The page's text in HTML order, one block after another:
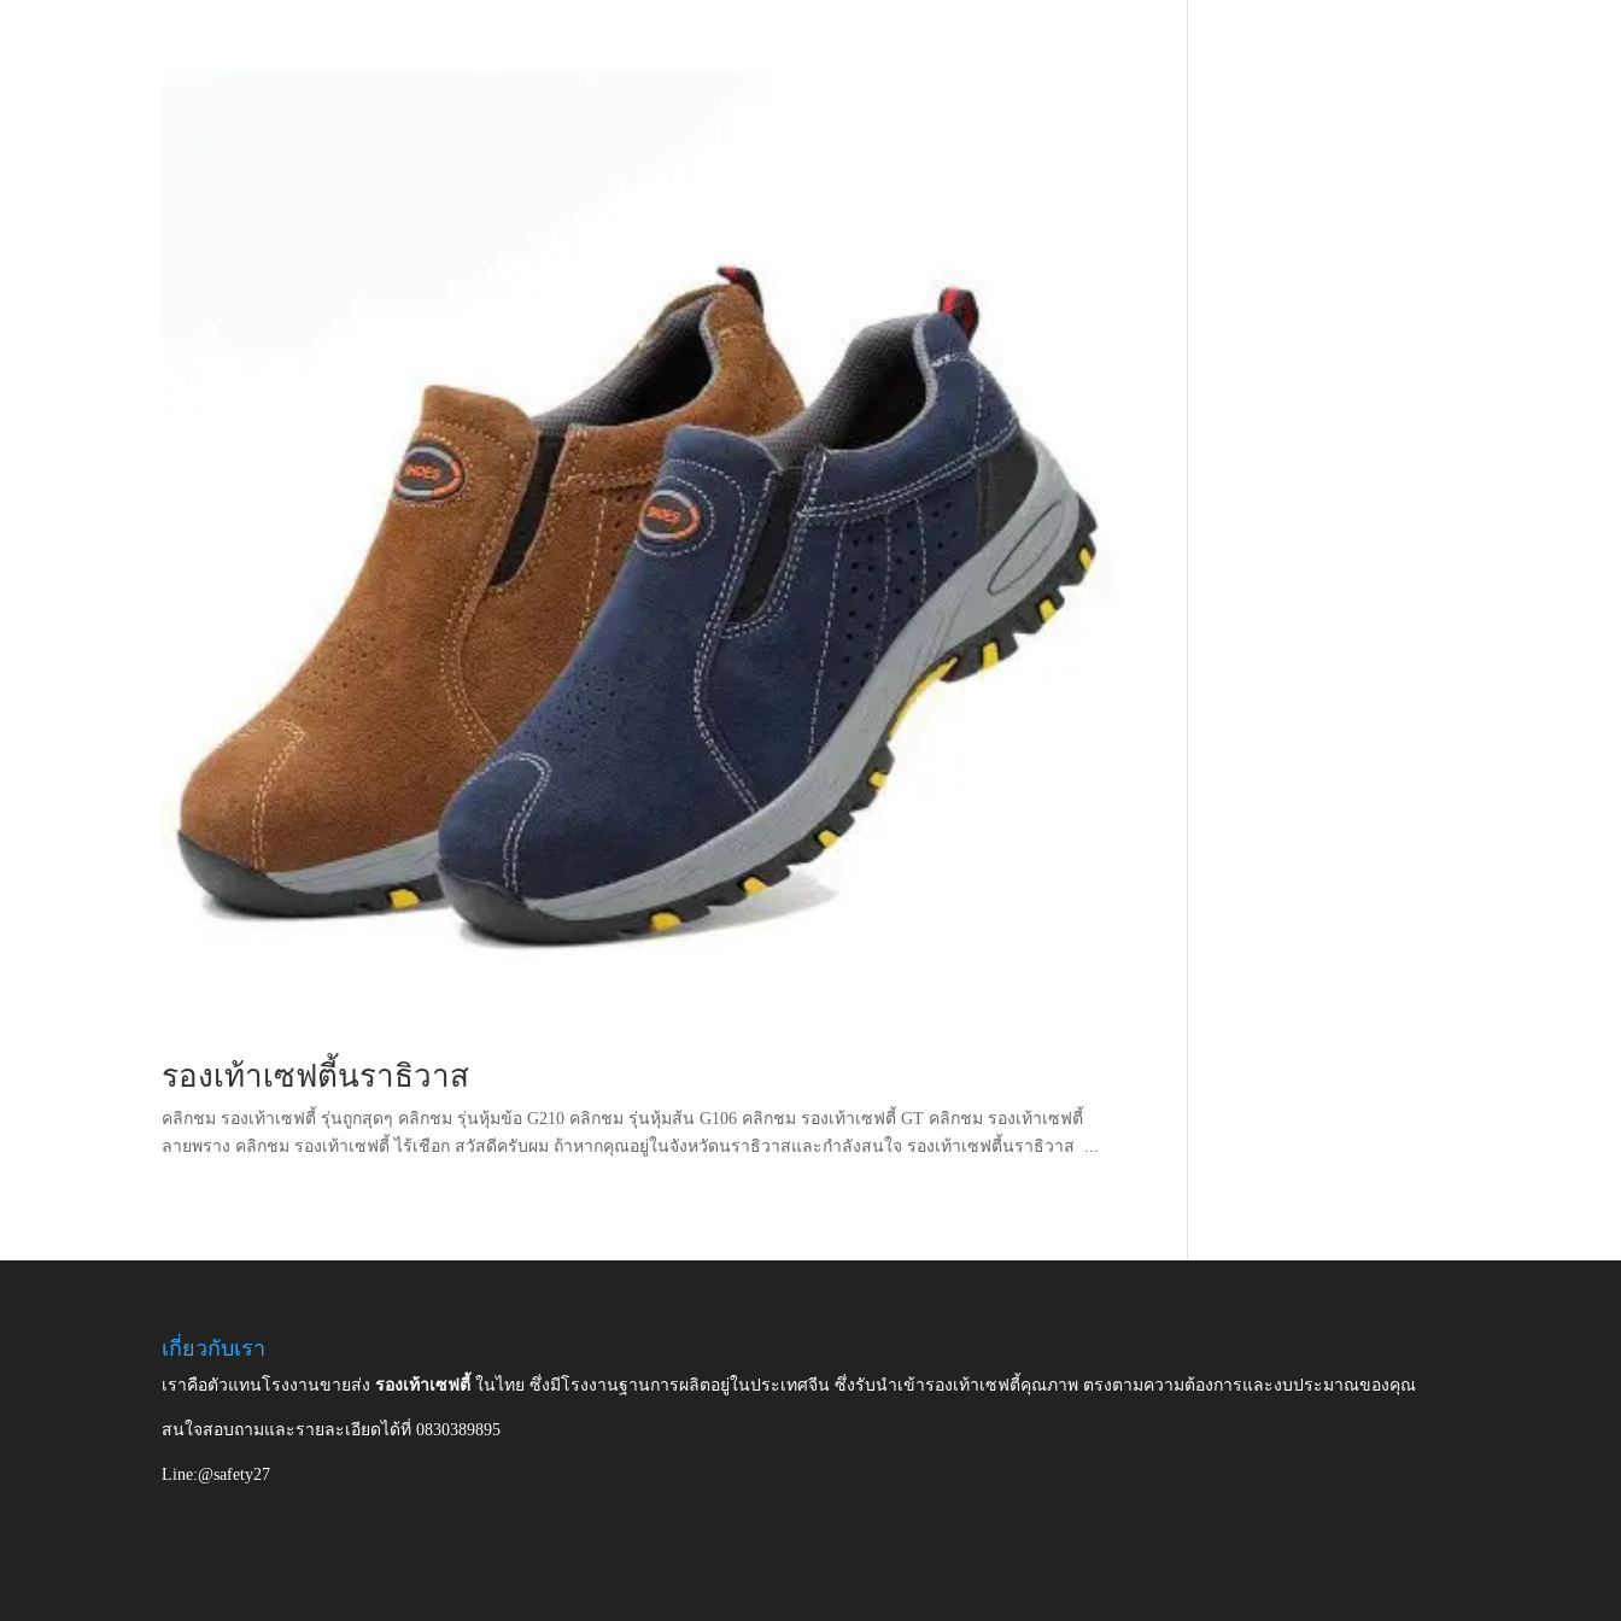
รองเท้าเซฟตี้นราธิวาส
คลิกชม รองเท้าเซฟตี้ รุ่นถูกสุดๆ คลิกชม รุ่นหุ้มข้อ G210 คลิกชม รุ่นหุ้มส้น G106 คลิกชม รองเท้าเซฟตี้ GT คลิกชม รองเท้าเซฟตี้
ลายพราง คลิกชม รองเท้าเซฟตี้ ไร้เชือก สวัสดีครับผม ถ้าหากคุณอยู่ในจังหวัดนราธิวาสและกำลังสนใจ รองเท้าเซฟตี้นราธิวาส ...
เกี่ยวกับเรา
เราคือตัวแทนโรงงานขายส่งรองเท้าเซฟตี้ในไทย ซึ่งมีโรงงานฐานการผลิตอยู่ในประเทศจีน ซึ่งรับนำเข้ารองเท้าเซฟตี้คุณภาพ ตรงตามความต้องการและงบประมาณของคุณ
สนใจสอบถามและรายละเอียดได้ที่ 0830389895
Line:@safety27